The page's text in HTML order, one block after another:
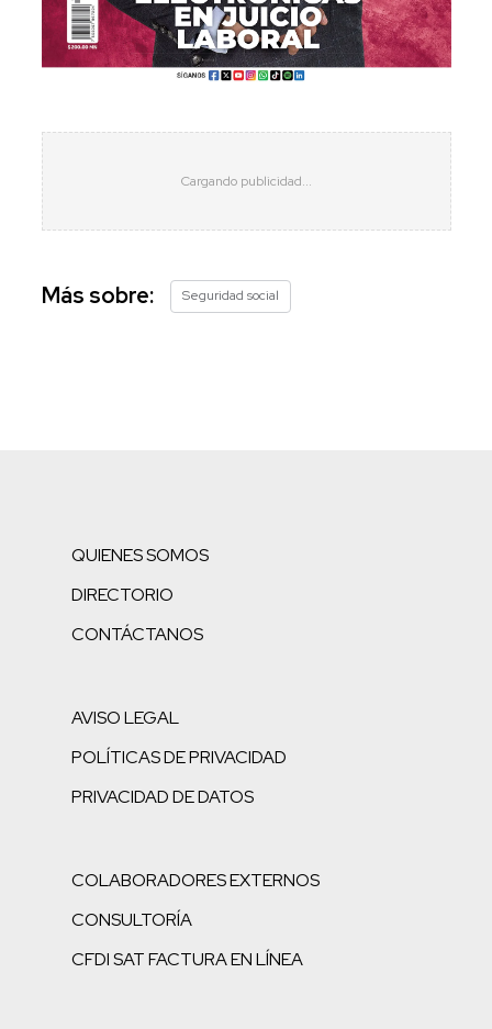
Más sobre: Seguridad social
QUIENES SOMOS
DIRECTORIO
CONTÁCTANOS
AVISO LEGAL
POLÍTICAS DE PRIVACIDAD
PRIVACIDAD DE DATOS
COLABORADORES EXTERNOS
CONSULTORÍA
CFDI SAT FACTURA EN LÍNEA